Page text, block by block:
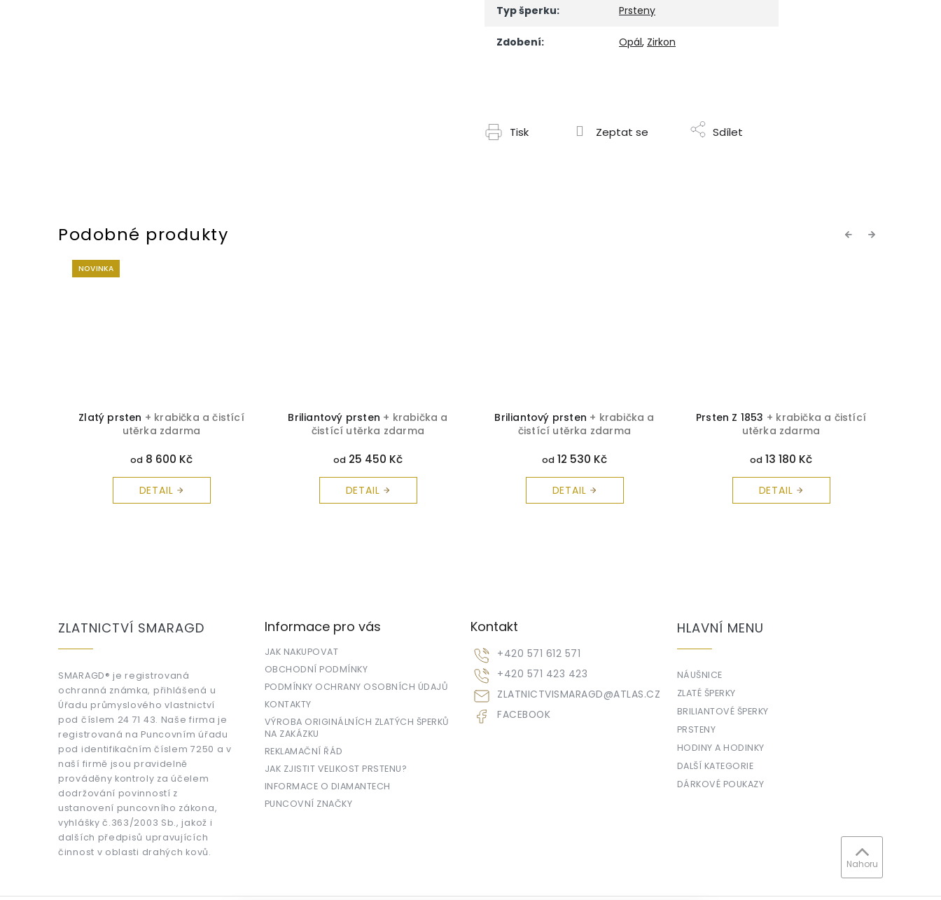
Typ šperku: Prsteny
Zdobení: Opál, Zirkon
Tisk Zeptat se Sdílet
Previous
NOVINKA
Zlatý prsten + krabička a čistící
utěrka zdarma
od 8 600 Kč
DETAIL
Briliantový prsten + krabička a
čistící utěrka zdarma
od 25 450 Kč
DETAIL
Briliantový prsten + krabička a
čistící utěrka zdarma
od 12 530 Kč
DETAIL
Prsten Z 1853 + krabička a čistící
utěrka zdarma
od 13 180 Kč
DETAIL
Next
ZLATNICTVÍ SMARAGD
SMARAGD® je registrovaná
ochranná známka, přihlášená u
Úřadu průmyslového vlastnictví
pod číslem 24 71 43. Naše firma je
registrovaná na Puncovním úřadu
pod identifikačním číslem 7250 a v
naší firmě jsou pravidelně
prováděny kontroly za účelem
dodržování povinností z
ustanovení puncovního zákona,
vyhlášky č.363/2003 Sb., jakož i
dalších předpisů upravujících
činnost v oblasti drahých kovů.
Informace pro vás
JAK NAKUPOVAT
OBCHODNÍ PODMÍNKY
PODMÍNKY OCHRANY OSOBNÍCH ÚDAJŮ
KONTAKTY
VÝROBA ORIGINÁLNÍCH ZLATÝCH ŠPERKŮ
NA ZAKÁZKU
REKLAMAČNÍ ŘÁD
JAK ZJISTIT VELIKOST PRSTENU?
INFORMACE O DIAMANTECH
PUNCOVNÍ ZNAČKY
Kontakt
ZLATNICTVISMARAGD@ATLAS.CZ
+420 571 612 571
+420 571 423 423
FACEBOOK
HLAVNÍ MENU
NÁUŠNICE
ZLATÉ ŠPERKY
BRILIANTOVÉ ŠPERKY
PRSTENY
HODINY A HODINKY
DALŠÍ KATEGORIE
DÁRKOVÉ POUKAZY
Nahoru